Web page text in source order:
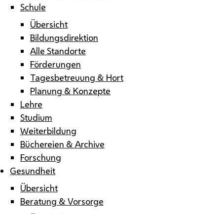
Schule
Übersicht
Bildungsdirektion
Alle Standorte
Förderungen
Tagesbetreuung & Hort
Planung & Konzepte
Lehre
Studium
Weiterbildung
Büchereien & Archive
Forschung
Gesundheit
Übersicht
Beratung & Vorsorge